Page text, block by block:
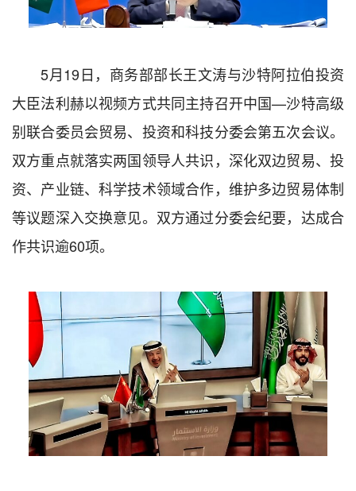
5月19日，商务部部长王文涛与沙特阿拉伯投资
大臣法利赫以视频方式共同主持召开中国—沙特高级
别联合委员会贸易、投资和科技分委会第五次会议。
双方重点就落实两国领导人共识，深化双边贸易、投
资、产业链、科学技术领域合作，维护多边贸易体制
等议题深入交换意见。双方通过分委会纪要，达成合
作共识逾60项。